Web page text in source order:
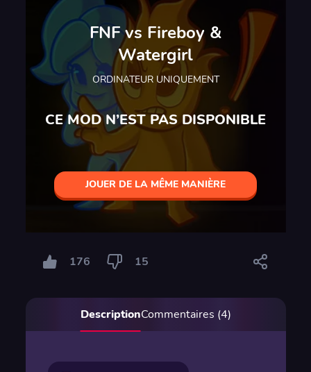
FNF vs Fireboy &
Watergirl
ORDINATEUR UNIQUEMENT
CE MOD N’EST PAS DISPONIBLE
JOUER DE LA MÊME MANIÈRE
176 15
DescriptionCommentaires (4)